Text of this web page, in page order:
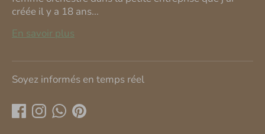
créée il y a 18 ans...
En savoir plus
Soyez informés en temps réel